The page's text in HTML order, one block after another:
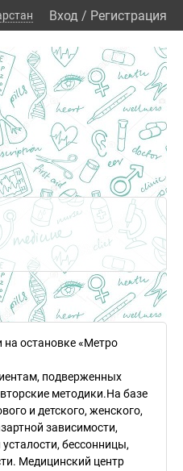
Вход / Регистрация
на остановке «Метро
подверженных
методики.На базе
и детского, женского,
зависимости,
бессонницы,
Медицинский центр